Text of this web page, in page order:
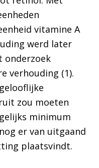
vitamine A
werd later
onderzoek
verhouding (1).
zou moeten
minimum
er van uitgaand
plaatsvindt.